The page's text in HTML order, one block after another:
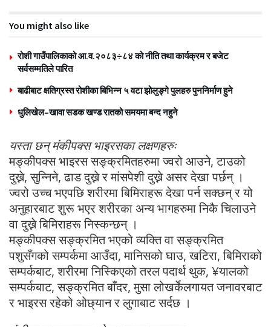
You might also like
रोशी गाउँपालिकाको आ.व.२०८३÷८४ को नीति तथा कार्यक्रम र बजेट
सर्वसम्मतिले पारित
बाढीबाट क्षतिग्रस्त रोशीका बिभिन्न ५ वटा झोलुङ्गे पुलहरु पुननिर्माण हुने
धुलिखेल–खावा सडक खण्ड रातको समयमा बन्द नहुने
यस्ता छन् मंकीपक्स भाइरसका लक्षणहरुः
मङ्कीपक्स भाइरस सङ्क्रमितहरुमा ज्वरो आउने, टाउको
दुख्ने, सुन्निने, ढाड दुख्ने र मांसपेशी दुख्ने असर देखा पर्छन् ।
ज्वरो उच्च भएपछि शरीरमा बिमिराहरू देखा पर्न सक्छन् र यो
अनुहारबाट शुरू भएर शरीरका अन्य भागहरुमा निकै चिलाउने
वा दुख्ने बिमिराहरू निस्कन्छन् ।
मङ्कीपक्स सङ्क्रमित भएको व्यक्ति वा सङ्क्रमित
पशुसँगको सम्पर्कमा आउँदा, मानिसको घाउ, खटिरा, बिमिराको
सम्पर्कबाट, शरीरमा निस्किएको तरल पदार्थ थुक, ¥यालको
सम्पर्कबाट, सङ्क्रमित बाँदर, मुसा लोखर्केलगायत जनावरबाट
र भाइरस रहेको ओछ्यान र लुगाबाट सर्दछ ।